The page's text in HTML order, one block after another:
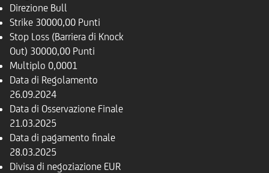
Direzione Bull
Strike 30000,00 Punti
Stop Loss (Barriera di Knock
Out) 30000,00 Punti
Multiplo 0,0001
Data di Regolamento
26.09.2024
Data di Osservazione Finale
21.03.2025
Data di pagamento finale
28.03.2025
Divisa di negoziazione EUR